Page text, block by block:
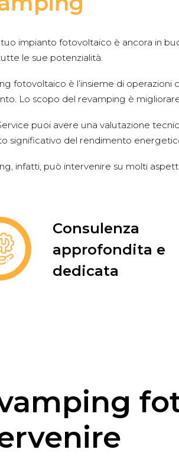
impianto fotovoltaico è ancora in
le sue potenzialità.
fotovoltaico è l’insieme di
Lo scopo del revamping è
puoi avere una valutazione
significativo del rendimento
infatti, può intervenire su molti
Consulenza
approfondita e
dedicata